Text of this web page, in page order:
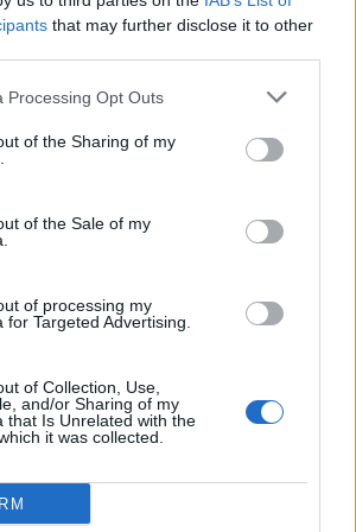
that may further disclose it to other
Processing Opt Outs
of the Sharing of my
of the Sale of my
of processing my
for Targeted Advertising.
of Collection, Use,
and/or Sharing of my
that Is Unrelated with the
it was collected.
trofe dhe dua të shkruaj
histori
i ri
Real Madridi nxjerr në
gjatë verës